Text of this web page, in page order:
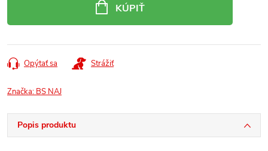
KÚPIŤ
Opýtať sa Strážiť
Značka: BS NAJ
Popis produktu